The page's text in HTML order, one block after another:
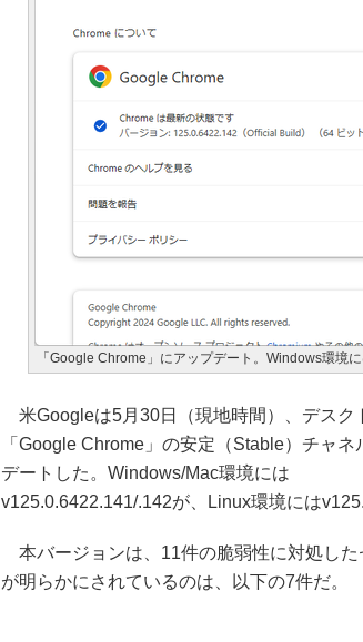
「Google Chrome」にアップデート。Windows環境
米Googleは5月30日（現地時間）、デスク
「Google Chrome」の安定（Stable）チャネ
デートした。Windows/Mac環境には
v125.0.6422.141/.142が、Linux環境には
本バージョンは、11件の脆弱性に対処し
が明らかにされているのは、以下の7件だ。